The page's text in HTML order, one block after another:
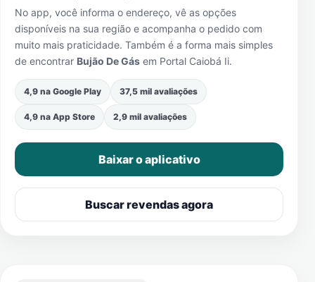
No app, você informa o endereço, vê as opções
disponíveis na sua região e acompanha o pedido com
muito mais praticidade. Também é a forma mais simples
de encontrar Bujão De Gás em Portal Caiobá Ii.
4,9 na Google Play 37,5 mil avaliações
4,9 na App Store 2,9 mil avaliações
Baixar o aplicativo
Buscar revendas agora